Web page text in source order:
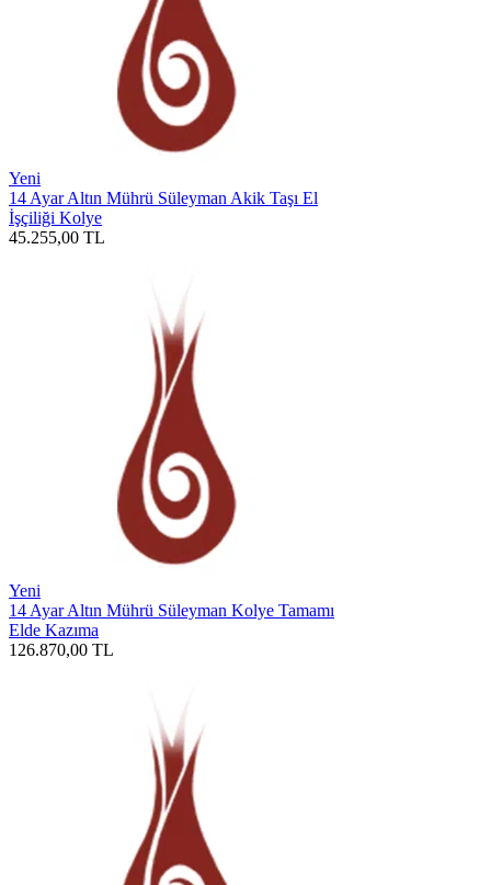
Yeni
14 Ayar Altın Mührü Süleyman Akik Taşı El
İşçiliği Kolye
45.255,00 TL
Yeni
14 Ayar Altın Mührü Süleyman Kolye Tamamı
Elde Kazıma
126.870,00 TL